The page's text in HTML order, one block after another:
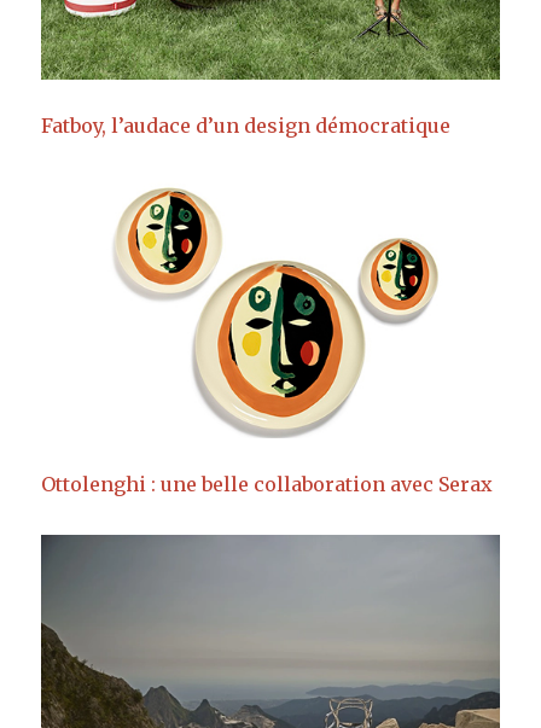
Fatboy, l’audace d’un design démocratique
Ottolenghi : une belle collaboration avec Serax